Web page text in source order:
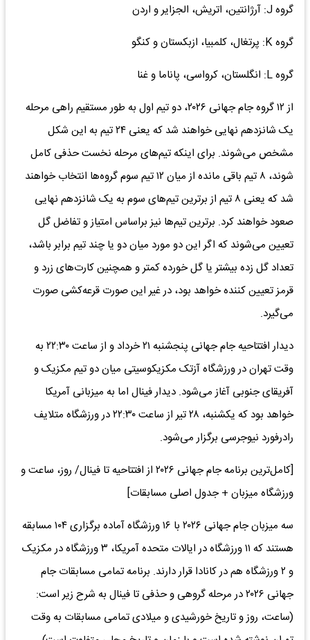
گروه J: آرژانتین، اتریش، الجزایر و اردن
گروه K: پرتغال، کلمبیا، ازبکستان و کنگو
گروه L: انگلستان، کرواسی، پاناما و غنا
از ۱۲ گروه جام جهانی ۲۰۲۶، دو تیم اول به طور مستقیم راهی مرحله
یک شانزدهم نهایی خواهند شد که یعنی ۲۴ تیم به این شکل
مشخص می‌شوند. برای اینکه تیم‌های مرحله نخست حذفی کامل
شوند، ۸ تیم باقی مانده از میان ۱۲ تیم سوم گروه‌ها انتخاب خواهند
شد که یعنی ۸ تیم از برترین تیم‌های سوم به یک شانزدهم نهایی
صعود خواهند کرد. برترین تیم‌ها نیز براساس امتیاز و تفاضل گل
تعیین می‌شوند که اگر این دو مورد میان دو یا چند تیم برابر باشد،
تعداد گل زده بیشتر یا گل خورده کمتر و همچنین کارت‌های زرد و
قرمز تعیین کننده خواهد بود، در غیر این صورت قرعه‌کشی صورت
می‌گیرد.
دیدار افتتاحیه جام جهانی پنجشنبه ۲۱ خرداد و از ساعت ۲۲:۳۰ به
وقت تهران در ورزشگاه آزتک مکزیکوسیتی میان دو تیم مکزیک و
آفریقای جنوبی آغاز می‌شود. دیدار فینال اما به میزبانی آمریکا
خواهد بود که یکشنبه، ۲۸ تیر از ساعت ۲۲:۳۰ در ورزشگاه متلایف
رادرفورد نیوجرسی برگزار می‌شود.
[کامل‌ترین برنامه جام جهانی ۲۰۲۶ از افتتاحیه تا فینال/ روز، ساعت و
ورزشگاه میزبان + جدول اصلی مسابقات]
سه میزبان جام جهانی ۲۰۲۶ با ۱۶ ورزشگاه آماده برگزاری ۱۰۴ مسابقه
هستند که ۱۱ ورزشگاه در ایالات متحده آمریکا، ۳ ورزشگاه در مکزیک
و ۲ ورزشگاه هم در کانادا قرار دارند. برنامه تمامی مسابقات جام
جهانی ۲۰۲۶ در مرحله گروهی و حذفی تا فینال به شرح زیر است:
(ساعت، روز و تاریخ خورشیدی و میلادی تمامی مسابقات به وقت